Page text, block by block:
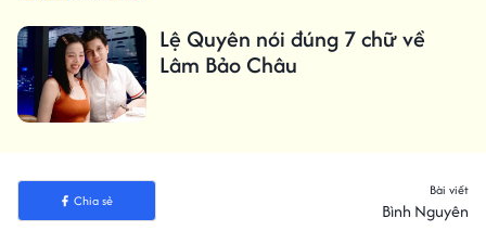
Lệ Quyên nói đúng 7 chữ về
Lâm Bảo Châu
Chia sẻ
Bài viết
Bình Nguyên